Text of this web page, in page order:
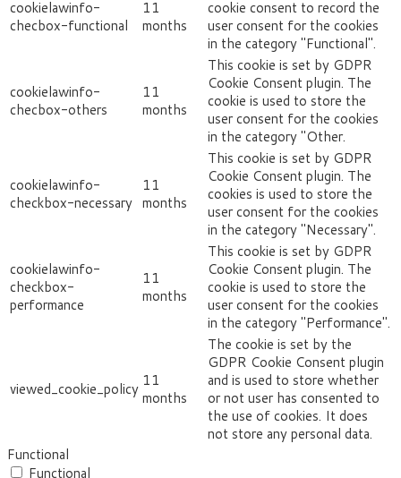
cookielawinfo-
checbox-functional
11
months
cookie consent to record the
user consent for the cookies
in the category "Functional".
cookielawinfo-
checbox-others
11
months
This cookie is set by GDPR
Cookie Consent plugin. The
cookie is used to store the
user consent for the cookies
in the category "Other.
cookielawinfo-
checkbox-necessary
11
months
This cookie is set by GDPR
Cookie Consent plugin. The
cookies is used to store the
user consent for the cookies
in the category "Necessary".
cookielawinfo-
checkbox-
performance
11
months
This cookie is set by GDPR
Cookie Consent plugin. The
cookie is used to store the
user consent for the cookies
in the category "Performance".
viewed_cookie_policy 11
months
The cookie is set by the
GDPR Cookie Consent plugin
and is used to store whether
or not user has consented to
the use of cookies. It does
not store any personal data.
Functional
Functional